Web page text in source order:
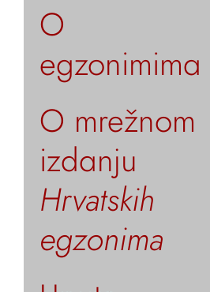
O
egzonimima
O mrežnom
izdanju
Hrvatskih
egzonima